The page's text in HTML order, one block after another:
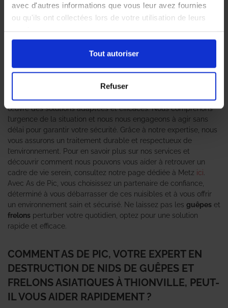
avec d'autres informations que vous leur avez fournies
ou qu'ils ont collectées lors de votre utilisation de leurs
Tout autoriser
Refuser
nid de guêpes
asiatiques
peut rapidement devenir une source d’inquiétude
votre famille et de vos animaux de compagnie. Face à cette
problématique, il est essentiel de faire appel à un
destruction de nid de guêpes et frelons asiatiques
de Pic. Notre équipe de professionnels qualifiés intervient
rapidement à Thionville pour évaluer la situation et mettre en
œuvre des solutions adaptées et efficaces. Nous comprenons
l’urgence de la situation et nous nous engageons à agir sans
délai pour garantir votre sécurité. Grâce à notre expertise, nous
vous assurons un traitement durable et respectueux de
l’environnement. Pour en savoir plus sur nos services et
découvrir comment nous pouvons vous aider à retrouver un
cadre de vie serein, consultez notre page dédiée à Metz ici
Avec As de Pic, vous choisissez un partenaire de confiance,
déterminé à vous débarrasser de ces nuisibles et à vous offrir
un environnement sain et sécurisé. Ne laissez pas les guêpes et
frelons perturber votre quotidien, optez pour une solution
rapide et efficace.
COMMENT AS DE PIC, VOTRE EXPERT EN
DESTRUCTION DE NIDS DE GUÊPES ET
FRELONS ASIATIQUES À THIONVILLE, PEUT-
IL VOUS AIDER RAPIDEMENT ?